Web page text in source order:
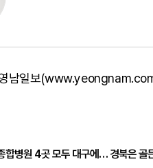
남일보
합병원 4곳 모두 대구에… 경북은 골